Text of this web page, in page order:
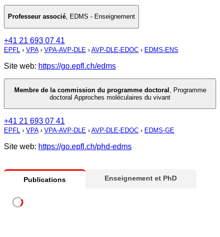
Professeur associé, EDMS - Enseignement
+41 21 693 07 41
EPFL › VPA› VPA-AVP-DLE › AVP-DLE-EDOC › EDMS-ENS
Site web: https://go.epfl.ch/edms
Membre de la commission du programme doctoral , Programme
doctoral Approches moléculaires du vivant
+41 21 693 07 41
EPFL › VPA› VPA-AVP-DLE › AVP-DLE-EDOC › EDMS-GE
Site web: https://go.epfl.ch/phd-edms
Publications Enseignement et PhD